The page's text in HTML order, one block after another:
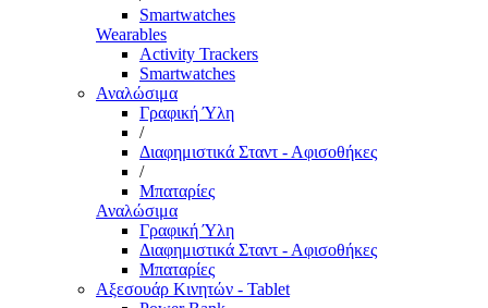
Smartwatches
Wearables
Activity Trackers
Smartwatches
Αναλώσιμα
Γραφική Ύλη
/
Διαφημιστικά Σταντ - Αφισοθήκες
/
Μπαταρίες
Αναλώσιμα
Γραφική Ύλη
Διαφημιστικά Σταντ - Αφισοθήκες
Μπαταρίες
Αξεσουάρ Κινητών - Tablet